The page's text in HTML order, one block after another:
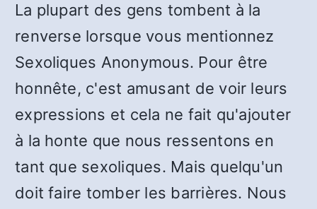
La plupart des gens tombent à la
renverse lorsque vous mentionnez
Sexoliques Anonymous. Pour être
honnête, c'est amusant de voir leurs
expressions et cela ne fait qu'ajouter
à la honte que nous ressentons en
tant que sexoliques. Mais quelqu'un
doit faire tomber les barrières. Nous